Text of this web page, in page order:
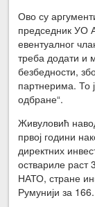
Ово су
председник УО
евентуалног
треба додати и
безбедности,
партнерима. То
одбране“.
Живуловић
првој години
директних
оствариле раст
НАТО, стране
Румунији за 166.